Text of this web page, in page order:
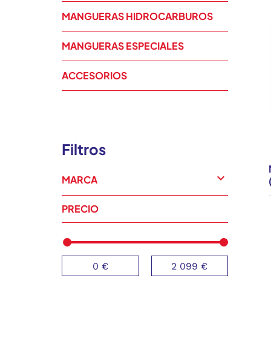
MANGUERAS HIDROCARBUROS
MANGUERAS ESPECIALES
ACCESORIOS
Filtros
MARCA expand_more
PRECIO